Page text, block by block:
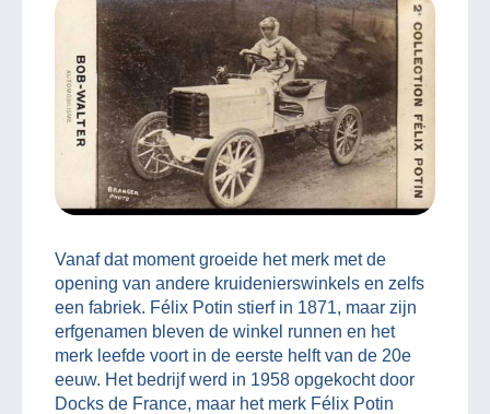
Vanaf dat moment groeide het merk met de
opening van andere kruidenierswinkels en zelfs
een fabriek. Félix Potin stierf in 1871, maar zijn
erfgenamen bleven de winkel runnen en het
merk leefde voort in de eerste helft van de 20e
eeuw. Het bedrijf werd in 1958 opgekocht door
Docks de France, maar het merk Félix Potin